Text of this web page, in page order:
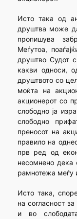
Исто така од
друштва може
пропишува
Меѓутоа,
друштво Судот
какви односи,
друштвото со
моќта на
акционерот со
слободно ја
слободно
преносот на
правило на
прв ред од
несомнено дека
рамнотежа меѓу
Исто така,
на согласност
и во